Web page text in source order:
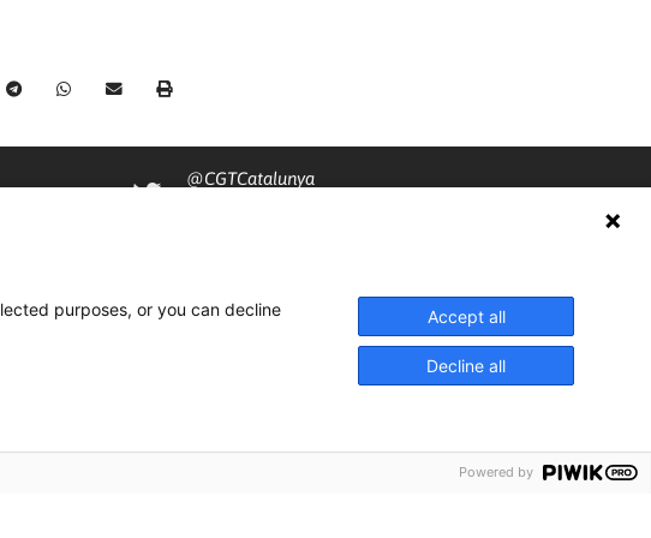
@CGTCatalunya
cgtcatalunya
purposes, or you can decline
Accept all
Decline all
Powered by